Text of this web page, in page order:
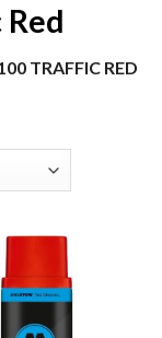
TRAFFIC RED